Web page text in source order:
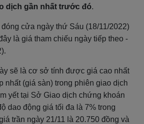
dịch gần nhất trước đó.
đóng cửa ngày thứ Sáu (18/11/2022)
là giá tham chiếu ngày tiếp theo -
sẽ là cơ sở tính được giá cao nhất
nhất (giá sàn) trong phiên giao dịch
yết tại Sở Giao dịch chứng khoán
dao động giá tối đa là 7% trong
trần ngày 21/11 là 20.750 đồng và